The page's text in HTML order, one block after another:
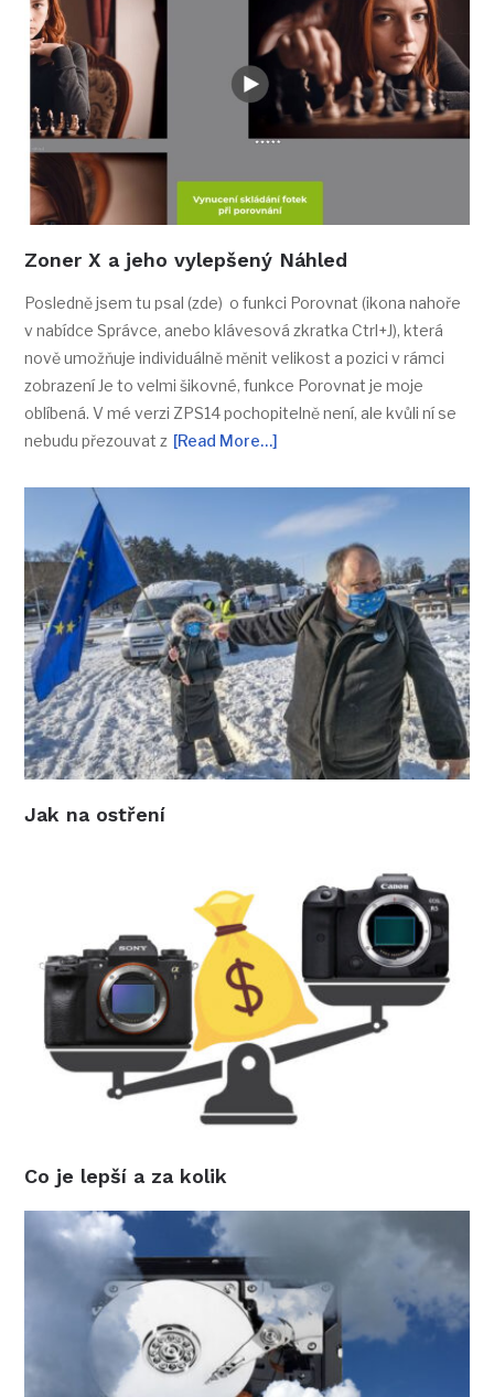
Zoner X a jeho vylepšený Náhled
Posledně jsem tu psal (zde) o funkci Porovnat (ikona nahoře
v nabídce Správce, anebo klávesová zkratka Ctrl+J), která
nově umožňuje individuálně měnit velikost a pozici v rámci
zobrazení Je to velmi šikovné, funkce Porovnat je moje
oblíbená. V mé verzi ZPS14 pochopitelně není, ale kvůli ní se
nebudu přezouvat z [Read More…]
Jak na ostření
Co je lepší a za kolik